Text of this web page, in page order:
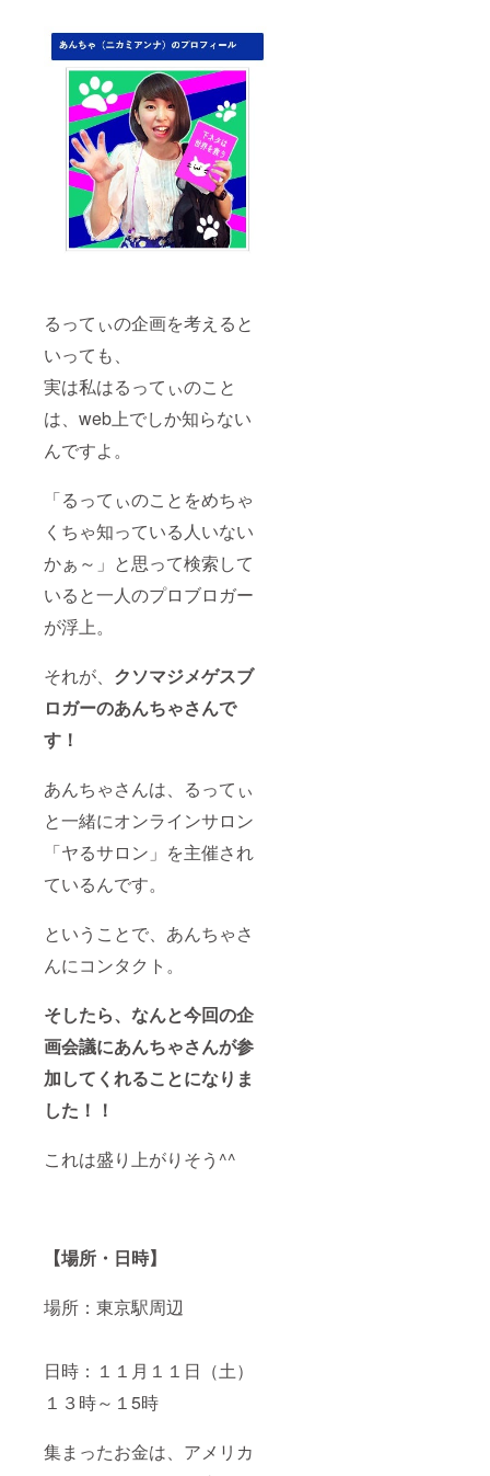
るってぃの企画を考えると
いっても、
実は私はるってぃのこと
は、web上でしか知らない
んですよ。
「るってぃのことをめちゃ
くちゃ知っている人いない
かぁ～」と思って検索して
いると一人のプロブロガー
が浮上。
それが、 クソマジメゲスブ
ロガーのあんちゃさんで
す！
あんちゃさんは、るってぃ
と一緒にオンラインサロン
「ヤるサロン」を主催され
ているんです。
ということで、あんちゃさ
んにコンタクト。
そしたら、なんと今回の企
画会議にあんちゃさんが参
加してくれることになりま
した！！
これは盛り上がりそう^^
【場所・日時】
場所：東京駅周辺
日時：１１月１１日（土）
１３時～１5時
集まったお金は、アメリカ